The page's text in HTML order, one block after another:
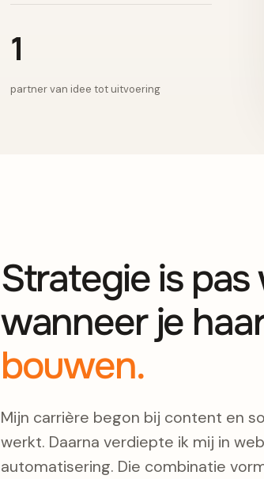
1
partner van idee tot uitvoering
Strategie is
wanneer je
bouwen.
Mijn carrière begon bij content en
werkt. Daarna verdiepte ik mij in
automatisering. Die combinatie